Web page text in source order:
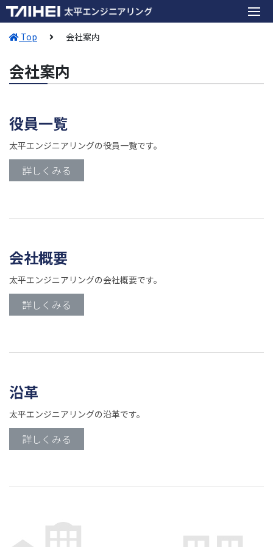
Top 会社案内
会社案内
役員一覧
太平エンジニアリングの役員一覧です。
詳しくみる
会社概要
太平エンジニアリングの会社概要です。
詳しくみる
沿革
太平エンジニアリングの沿革です。
詳しくみる